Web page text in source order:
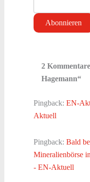
2
Hagemann“
Pingback: EN-
Aktuell
Pingback: Bald
Mineralienbörse
- EN-Aktuell